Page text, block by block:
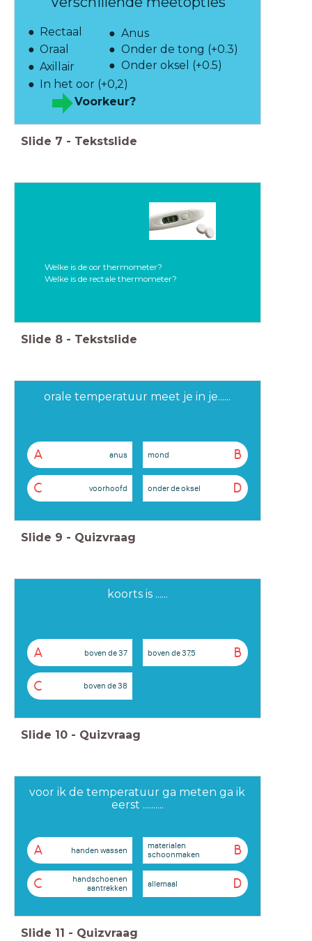
Rectaal
Oraal
Axillair
In het oor (+0,2)
Voorkeur?
Anus
Onder de tong (+0.3)
Onder oksel (+0.5)
Slide 7 - Tekstslide
Welke is de oor thermometer?
Welke is de rectale thermometer?
Slide 8 - Tekstslide
orale temperatuur meet je in je......
A anus B
mond
C voorhoofd D
onder de oksel
Slide 9 - Quizvraag
koorts is ......
A boven de 37 B
boven de 37,5
C boven de 38
Slide 10 - Quizvraag
voor ik de temperatuur ga meten ga ik
eerst ..........
A handen wassen B
materialen
schoonmaken
C
handschoenen
aantrekken
D
allemaal
Slide 11 - Quizvraag